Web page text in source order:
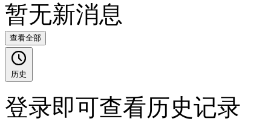
暂无新消息
查看全部
历史
登录即可查看历史记录